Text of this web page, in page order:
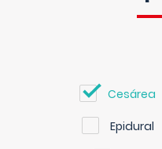
Cesárea
Epidural